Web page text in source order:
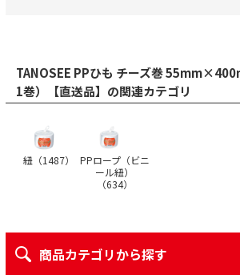
TANOSEE PPひも チーズ巻
1巻）【直送品】の関連カテゴリ
紐（1487）
PPロープ（ビニ
ール紐）
（634）
商品カテゴリから探す